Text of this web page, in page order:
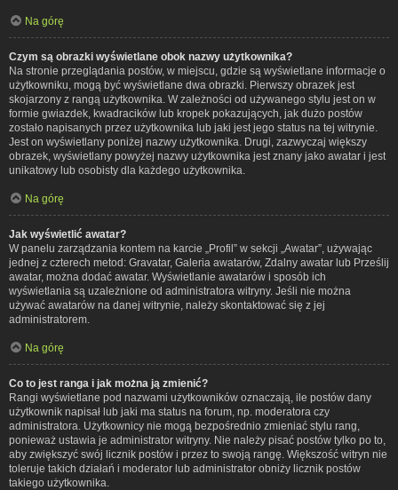
Na górę
Czym są obrazki wyświetlane obok nazwy użytkownika?
Na stronie przeglądania postów, w miejscu, gdzie są wyświetlane informacje o
użytkowniku, mogą być wyświetlane dwa obrazki. Pierwszy obrazek jest
skojarzony z rangą użytkownika. W zależności od używanego stylu jest on w
formie gwiazdek, kwadracików lub kropek pokazujących, jak dużo postów
zostało napisanych przez użytkownika lub jaki jest jego status na tej witrynie.
Jest on wyświetlany poniżej nazwy użytkownika. Drugi, zazwyczaj większy
obrazek, wyświetlany powyżej nazwy użytkownika jest znany jako awatar i jest
unikatowy lub osobisty dla każdego użytkownika.
Na górę
Jak wyświetlić awatar?
W panelu zarządzania kontem na karcie „Profil” w sekcji „Awatar”, używając
jednej z czterech metod: Gravatar, Galeria awatarów, Zdalny awatar lub Prześlij
awatar, można dodać awatar. Wyświetlanie awatarów i sposób ich
wyświetlania są uzależnione od administratora witryny. Jeśli nie można
używać awatarów na danej witrynie, należy skontaktować się z jej
administratorem.
Na górę
Co to jest ranga i jak można ją zmienić?
Rangi wyświetlane pod nazwami użytkowników oznaczają, ile postów dany
użytkownik napisał lub jaki ma status na forum, np. moderatora czy
administratora. Użytkownicy nie mogą bezpośrednio zmieniać stylu rang,
ponieważ ustawia je administrator witryny. Nie należy pisać postów tylko po to,
aby zwiększyć swój licznik postów i przez to swoją rangę. Większość witryn nie
toleruje takich działań i moderator lub administrator obniży licznik postów
takiego użytkownika.